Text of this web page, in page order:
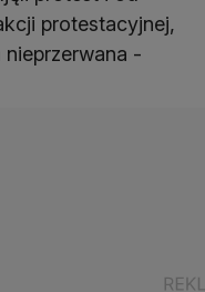
protestacyjnej,
-